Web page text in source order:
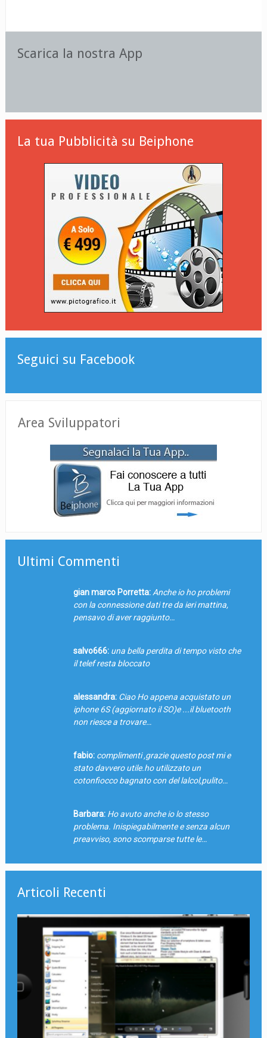
Scarica la nostra App
La tua Pubblicità su Beiphone
Seguici su Facebook
Area Sviluppatori
Ultimi Commenti
gian marco Porretta: Anche io ho problemi
con la connessione dati tre da ieri mattina,
pensavo di aver raggiunto…
salvo666: una bella perdita di tempo visto che
il telef resta bloccato
alessandra: Ciao Ho appena acquistato un
iphone 6S (aggiornato il SO)e ...il bluetooth
non riesce a trovare…
fabio: complimenti ,grazie questo post mi e
stato davvero utile.ho utilizzato un
cotonfiocco bagnato con del lalcol,pulito…
Barbara: Ho avuto anche io lo stesso
problema. Inispiegabilmente e senza alcun
preavviso, sono scomparse tutte le…
Articoli Recenti